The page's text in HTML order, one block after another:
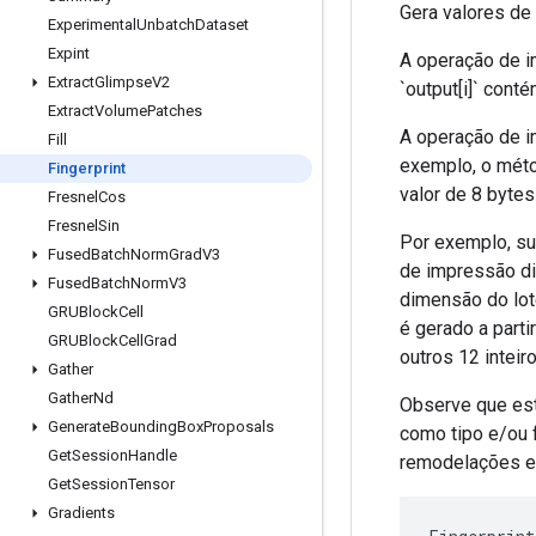
Experimental UnbatchDataset
Expint
ExtractGlimpseV2
ExtractVolumePatches
Fill
Fingerprint
Fresnel Cos
Fresnel Sin
FusedBatchNormGradV3
FusedBatchNormV3
GRUBlockCell
GRUBlockCell Grad
Gather
GatherNd
GenerateBoundingBoxProposals
GetSessionHandle
GetSessionTensor
Gradients
Gera valores
A operação de
`output[i]`
A operação de
exemplo, o
valor de 8
Por exemplo,
de impressão
dimensão do
é gerado a
outros 12
Observe que
como tipo e/ou
remodelações